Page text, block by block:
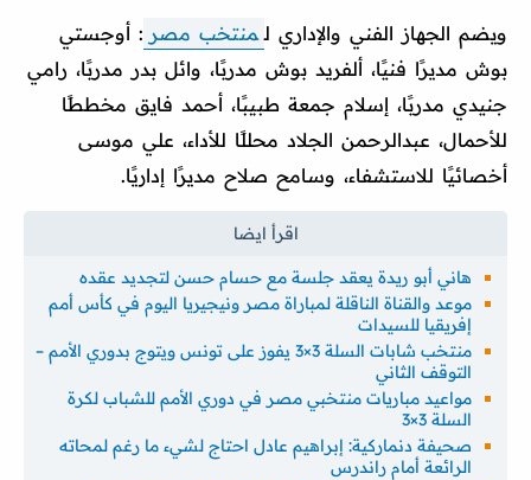
ويضم الجهاز الفني والإداري ل منتخب مصر : أوجستي
بوش مديرًا فنيًا، ألفريد بوش مدربًا، وائل بدر مدربًا، رامي
جنيدي مدربًا، إسلام جمعة طبيبًا، أحمد فايق مخططًا
للأحمال، عبدالرحمن الجلاد محللًا للأداء، علي موسى
أخصائيًا للاستشفاء، وسامح صلاح مديرًا إداريًا.
هاني أبو ريدة يعقد جلسة مع حسام حسن لتجديد عقده
موعد والقناة الناقلة لمباراة مصر ونيجيريا اليوم في كأس أمم
إفريقيا للسيدات
منتخب شابات السلة 3×3 يفوز على تونس ويتوج بدوري الأمم –
التوقف الثاني
مواعيد مباريات منتخبي مصر في دوري الأمم للشباب لكرة
السلة 3×3
صحيفة دنماركية: إبراهيم عادل احتاج لشيء ما رغم لمحاته
الرائعة أمام راندرس